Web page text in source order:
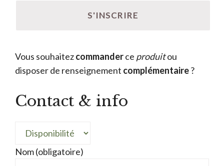
Vous souhaitezcommanderce produitou
disposer de renseignement complémentaire?
Contact & info
Nom (obligatoire)